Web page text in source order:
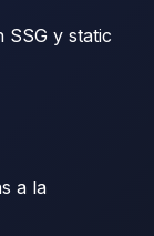
SSG y static
a la